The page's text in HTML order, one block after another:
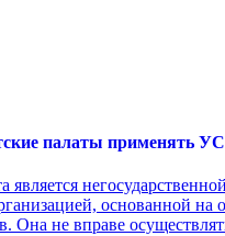
палаты применять
является негосударственной
основанной на
Она не вправе